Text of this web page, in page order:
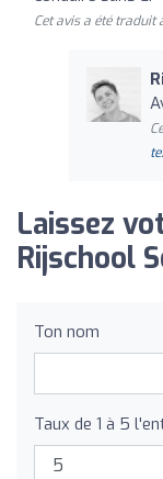
Cet avis a été
Laissez
Rijschool
Ton nom
Taux de 1 à 5